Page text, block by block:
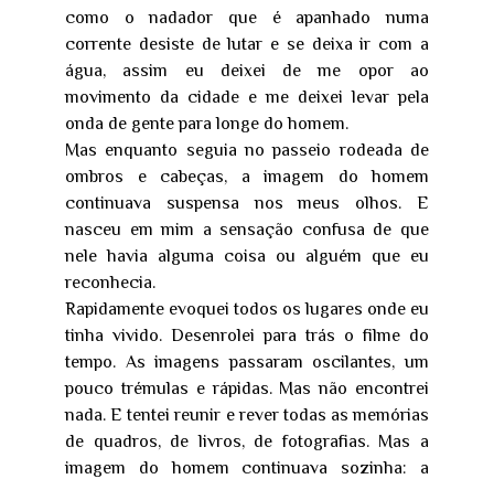
como o nadador que é apanhado numa
corrente desiste de lutar e se deixa ir com a
água, assim eu deixei de me opor ao
movimento da cidade e me deixei levar pela
onda de gente para longe do homem.
Mas enquanto seguia no passeio rodeada de
ombros e cabeças, a imagem do homem
continuava suspensa nos meus olhos. E
nasceu em mim a sensação confusa de que
nele havia alguma coisa ou alguém que eu
reconhecia.
Rapidamente evoquei todos os lugares onde eu
tinha vivido. Desenrolei para trás o filme do
tempo. As imagens passaram oscilantes, um
pouco trémulas e rápidas. Mas não encontrei
nada. E tentei reunir e rever todas as memórias
de quadros, de livros, de fotografias. Mas a
imagem do homem continuava sozinha: a